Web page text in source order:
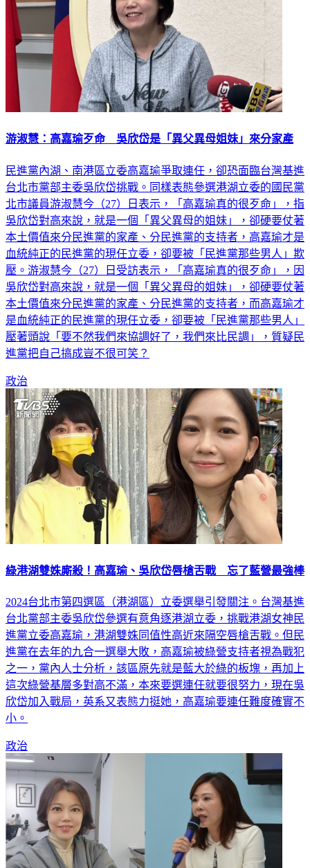
游淑慧：高嘉瑜歹命 吳欣岱是「異父異母姐妹」來分家產
民進黨內湖、南港區立委高嘉瑜爭取連任，卻恐面臨台灣基進
台北市黨部主委吳欣岱挑戰。同樣表態參選港湖立委的國民黨
北市議員游淑慧今（27）日表示，「高嘉瑜真的很歹命」，指
吳欣岱對高來說，就是一個「異父異母的姐妹」，卻硬要仗著
本土價值來分民進黨的家產、分民進黨的支持者，高嘉瑜才是
血統純正的民進黨的現任立委，卻要被「民進黨那些男人」欺
壓。游淑慧今（27）日受訪表示，「高嘉瑜真的很歹命」，因
吳欣岱對高來說，就是一個「異父異母的姐妹」，卻硬要仗著
本土價值來分民進黨的家產、分民進黨的支持者，而高嘉瑜才
是血統純正的民進黨的現任立委，卻要被「民進黨那些男人」
壓著頭說「要不然我們來協調好了，我們來比民調」，質疑民
進黨把自己搞成豈不很可笑？
政治
綠港湖雙姝廝殺！高嘉瑜、吳欣岱唇槍舌戰 忘了藍營最強棒
2024台北市第四選區（港湖區）立委選舉引發關注。台灣基進
台北黨部主委吳欣岱參選有意角逐港湖立委，挑戰港湖女神民
進黨立委高嘉瑜，港湖雙姝同值性高近來隔空唇槍舌戰。但民
進黨在去年的九合一選舉大敗，高嘉瑜被綠營支持者視為戰犯
之一，黨內人士分析，該區原先就是藍大於綠的板塊，再加上
這次綠營基層多對高不滿，本來要選連任就要很努力，現在吳
欣岱加入戰局，英系又表態力挺她，高嘉瑜要連任難度確實不
小。
政治